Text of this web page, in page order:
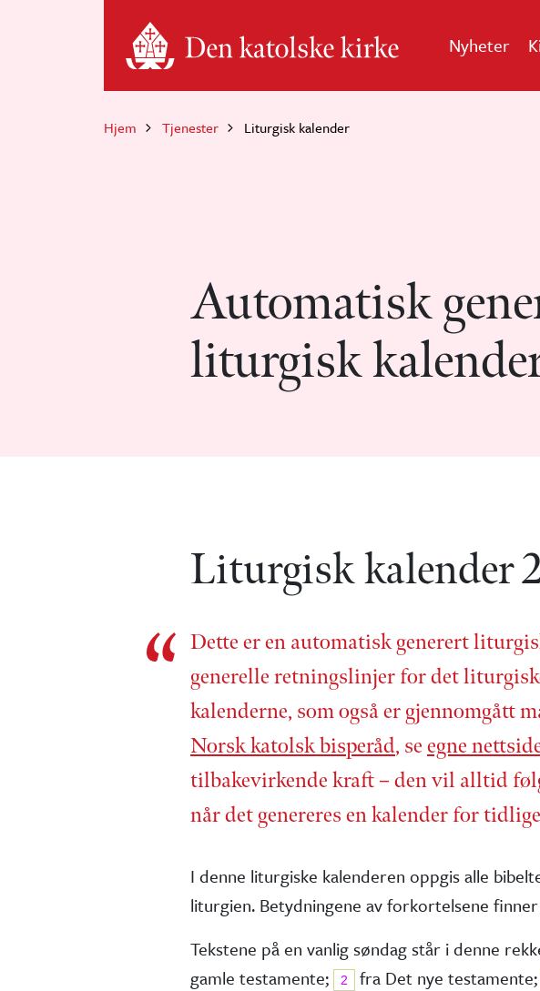
Nyheter
Hjem Tjenester Liturgisk kalender
Automatisk
liturgisk
Liturgisk kalender
Dette er en automatisk generert
generelle retnings­linjer for det
kalenderne, som også er gjennom­gått
Norsk katolsk bisperåd, se egne
tilbake­virkende kraft – den vil alltid
når det genereres en kalender for
I denne liturgiske kalenderen oppgis alle
liturgien. Betydningene av forkortelsene
Tekstene på en vanlig søndag står i denne
gamle testa­mente;
2 fra Det nye testa­mente;